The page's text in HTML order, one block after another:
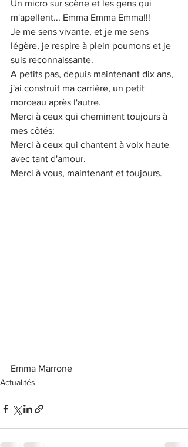
Un micro sur scène et les gens qui
m'apellent... Emma Emma Emma!!!
Je me sens vivante, et je me sens
légère, je respire à plein poumons et je
suis reconnaissante.
A petits pas, depuis maintenant dix ans,
j'ai construit ma carrière, un petit
morceau après l'autre.
Merci à ceux qui cheminent toujours à
mes côtés:
Merci à ceux qui chantent à voix haute
avec tant d'amour.
Merci à vous, maintenant et toujours.
Emma Marrone
Actualités